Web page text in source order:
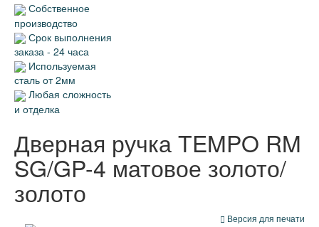
Собственное
производство
Срок выполнения
заказа - 24 часа
Используемая
сталь от 2мм
Любая сложность
и отделка
Дверная ручка TEMPO RM
SG/GP-4 матовое золото/
золото
Версия для печати